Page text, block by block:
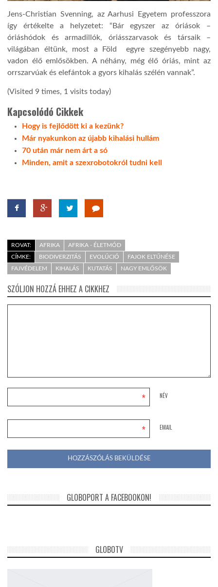
Jens-Christian Svenning, az Aarhusi Egyetem professzora
így értékelte a helyzetet: “Bár egyszer az óriások –
óriáshódok és armadillók, óriásszarvasok és társaik –
világában éltünk, most a Föld egyre szegényebb nagy,
vadon élő emlősökben. A néhány, még élő óriás, mint az
orrszarvúak és elefántok a gyors kihalás szélén vannak”.
(Visited 9 times, 1 visits today)
Kapcsolódó Cikkek
Hogy is fejlődött ki a kezünk?
Már nyakunkon az újabb kihalási hullám
70 után már nem árt a só
Minden, amit a szexrobotokról tudni kell
ROVAT: AFRIKA
AFRIKA - ÉLETMÓD
CÍMKE:
BIODIVERZITÁS EVOLÚCIÓ
FAJOK ELTŰNÉSE
FAJVÉDELEM
KIHALÁS KUTATÁS NAGY EMLŐSÖK
SZÓLJON HOZZÁ EHHEZ A CIKKHEZ
NÉV
*
EMAIL
*
GLOBOPORT A FACEBOOKON!
GLOBOTV